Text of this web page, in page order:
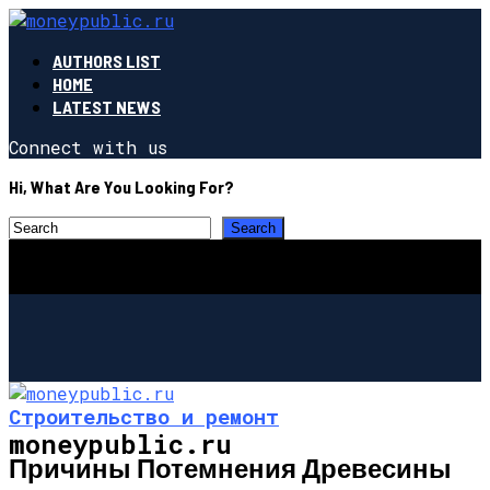
AUTHORS LIST
HOME
LATEST NEWS
Connect with us
Hi, What Are You Looking For?
moneypublic.ru
Строительство и ремонт
Причины Потемнения Древесины